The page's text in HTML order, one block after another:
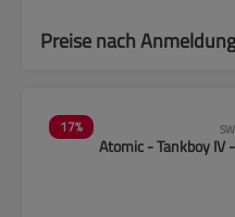
Preise nach
17%
Atomic - Tankboy IV